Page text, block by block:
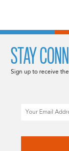
STAY
Sign up to receive